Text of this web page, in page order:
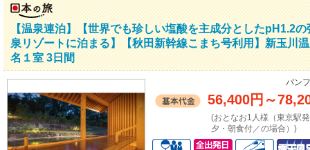
【温泉連泊】【世界でも珍しい塩酸を主成分としたpH1.2
泉リゾートに泊まる】【秋田新幹線こまち号利用】新玉
名１室 3日間
パン
56,400円 ～
(おとなお1人様（東京駅
夕・朝食付／の場合）)